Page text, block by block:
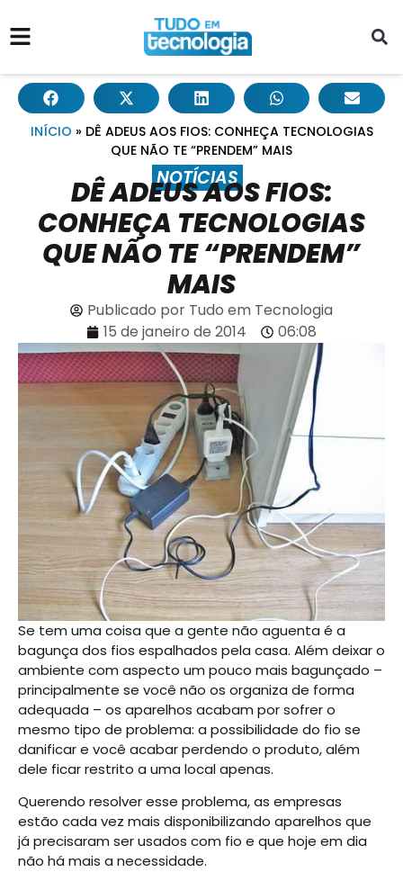
INÍCIO » DÊ ADEUS AOS FIOS: CONHEÇA TECNOLOGIAS
QUE NÃO TE “PRENDEM” MAIS
NOTÍCIAS
DÊ ADEUS AOS FIOS:
CONHEÇA TECNOLOGIAS
QUE NÃO TE “PRENDEM”
MAIS
Publicado por Tudo em Tecnologia
15 de janeiro de 2014
06:08
Se tem uma coisa que a gente não aguenta é a
bagunça dos fios espalhados pela casa. Além deixar o
ambiente com aspecto um pouco mais bagunçado –
principalmente se você não os organiza de forma
adequada – os aparelhos acabam por sofrer o
mesmo tipo de problema: a possibilidade do fio se
danificar e você acabar perdendo o produto, além
dele ficar restrito a uma local apenas.
Querendo resolver esse problema, as empresas
estão cada vez mais disponibilizando aparelhos que
já precisaram ser usados com fio e que hoje em dia
não há mais a necessidade.